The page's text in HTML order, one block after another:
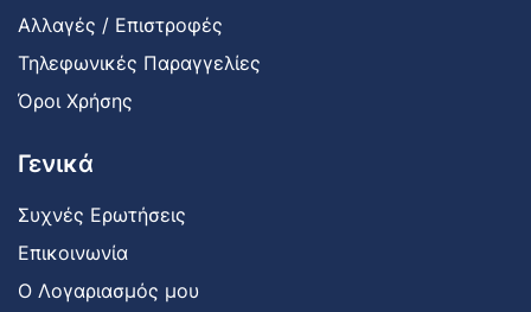
Αλλαγές / Επιστροφές
Τηλεφωνικές Παραγγελίες
Όροι Χρήσης
Γενικά
Συχνές Ερωτήσεις
Επικοινωνία
Ο Λογαριασμός μου